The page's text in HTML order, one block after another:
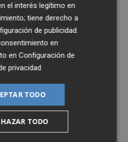
Salicornia
y afrutadas que
y sorprendente.
Alhambra y
su compromiso con
ofreciendo
a saborear cada
etapa de la velada
para disfrutar del
el interés legítimo en
tiene derecho a
de publicidad
en
enConfiguración de
privacidad
TODO
TODO